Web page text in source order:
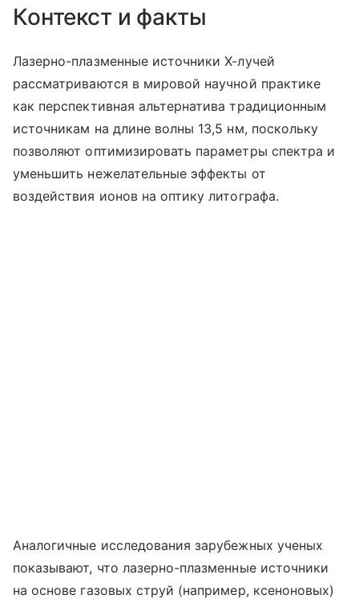
Контекст и факты
Лазерно-плазменные источники X-лучей
рассматриваются в мировой научной практике
как перспективная альтернатива традиционным
источникам на длине волны 13,5 нм, поскольку
позволяют оптимизировать параметры спектра и
уменьшить нежелательные эффекты от
воздействия ионов на оптику литографа.
Аналогичные исследования зарубежных ученых
показывают, что лазерно-плазменные источники
на основе газовых струй (например, ксеноновых)